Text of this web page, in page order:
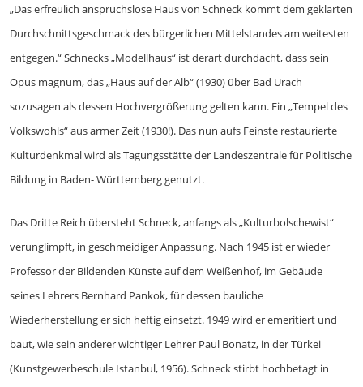
„Das erfreulich anspruchslose Haus von Schneck kommt dem geklärten
Durchschnittsgeschmack des bürgerlichen Mittelstandes am weitesten
entgegen.“ Schnecks „Modellhaus“ ist derart durchdacht, dass sein
Opus magnum, das „Haus auf der Alb“ (1930) über Bad Urach
sozusagen als dessen Hochvergrößerung gelten kann. Ein „Tempel des
Volkswohls“ aus armer Zeit (1930!). Das nun aufs Feinste restaurierte
Kulturdenkmal wird als Tagungsstätte der Landeszentrale für Politische
Bildung in Baden- Württemberg genutzt.
Das Dritte Reich übersteht Schneck, anfangs als „Kulturbolschewist“
verunglimpft, in geschmeidiger Anpassung. Nach 1945 ist er wieder
Professor der Bildenden Künste auf dem Weißenhof, im Gebäude
seines Lehrers Bernhard Pankok, für dessen bauliche
Wiederherstellung er sich heftig einsetzt. 1949 wird er emeritiert und
baut, wie sein anderer wichtiger Lehrer Paul Bonatz, in der Türkei
(Kunstgewerbeschule Istanbul, 1956). Schneck stirbt hochbetagt in